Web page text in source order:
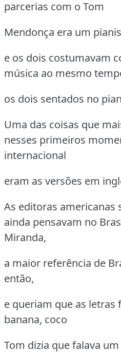
parcerias com o Tom
Mendonça era um
e os dois costumavam
música ao mesmo
os dois sentados no
Uma das coisas que
nesses primeiros
internacional
eram as versões em
As editoras
ainda pensavam no
Miranda,
a maior referência de
então,
e queriam que as letras
banana, coco
Tom dizia que falava